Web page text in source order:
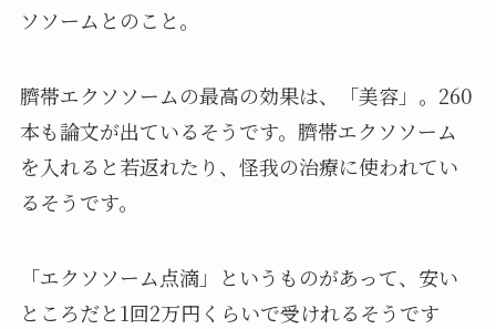
ソソームとのこと。
臍帯エクソソームの最高の効果は、「美容」。260
本も論文が出ているそうです。臍帯エクソソーム
を入れると若返れたり、怪我の治療に使われてい
るそうです。
「エクソソーム点滴」というものがあって、安い
ところだと1回2万円くらいで受けれるそうです